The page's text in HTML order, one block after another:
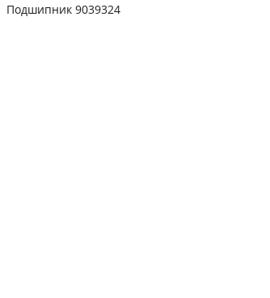
Подшипник 9039324